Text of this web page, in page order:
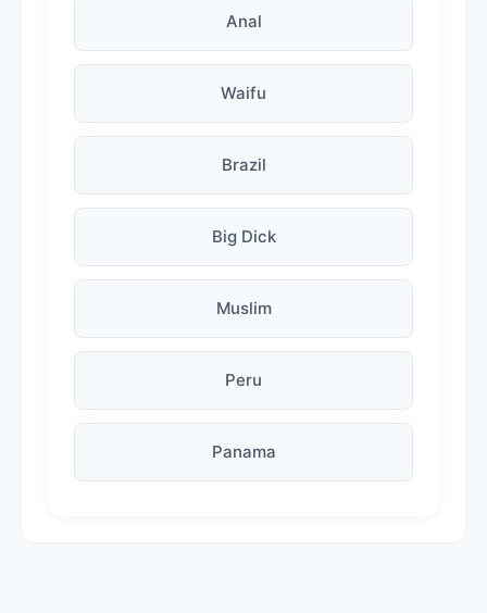
Anal
Waifu
Brazil
Big Dick
Muslim
Peru
Panama